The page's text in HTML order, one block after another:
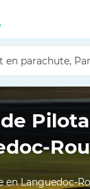
en Languedoc-